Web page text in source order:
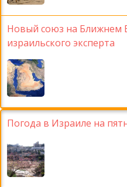
Новый союз на Ближнем
израильского эксперта
Погода в Израиле на